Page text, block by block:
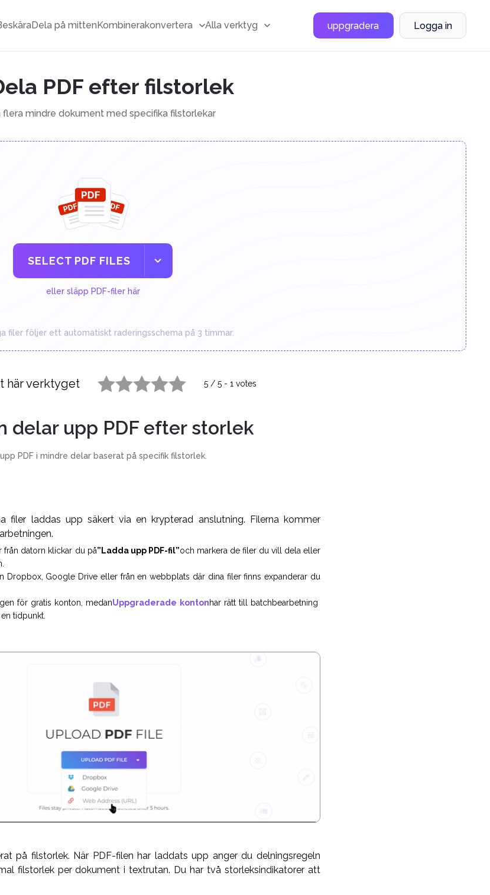
Dela på mittenKombinerakonvertera Alla verktyg uppgradera Logga in
PDF efter filstorlek
flera mindre dokument med specifika filstorlekar
SELECT PDF FILES
eller släpp PDF-filer här
filer följer ett automatiskt raderingsschema på 3 timmar.
här verktyget 5 / 5 - 1 votes
delar upp PDF efter storlek
PDF i mindre delar baserat på specifik filstorlek.
filer laddas upp säkert via en krypterad anslutning. Filerna kommer
datorn klickar du på”Ladda upp PDF-fil”och markera de filer du vill dela eller
Dropbox, Google Drive eller från en webbplats där dina filer finns expanderar du
för gratis konton, medanUppgraderade kontonhar rätt till batchbearbetning
tidpunkt.
på filstorlek. När PDF-filen har laddats upp anger du delningsregeln
filstorlek per dokument i textrutan. Du har två storleksindikatorer att